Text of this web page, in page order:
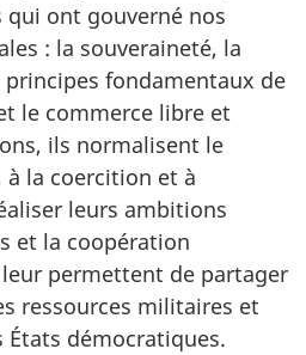
ont gouverné nos
: la souveraineté, la
principes fondamentaux de
le commerce libre et
ils normalisent le
à la coercition et à
leurs ambitions
et la coopération
permettent de partager
ressources militaires et
États démocratiques.